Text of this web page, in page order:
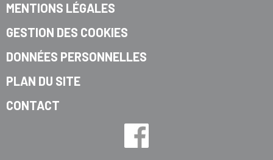
MENTIONS LÉGALES
GESTION DES COOKIES
DONNÉES PERSONNELLES
PLAN DU SITE
CONTACT